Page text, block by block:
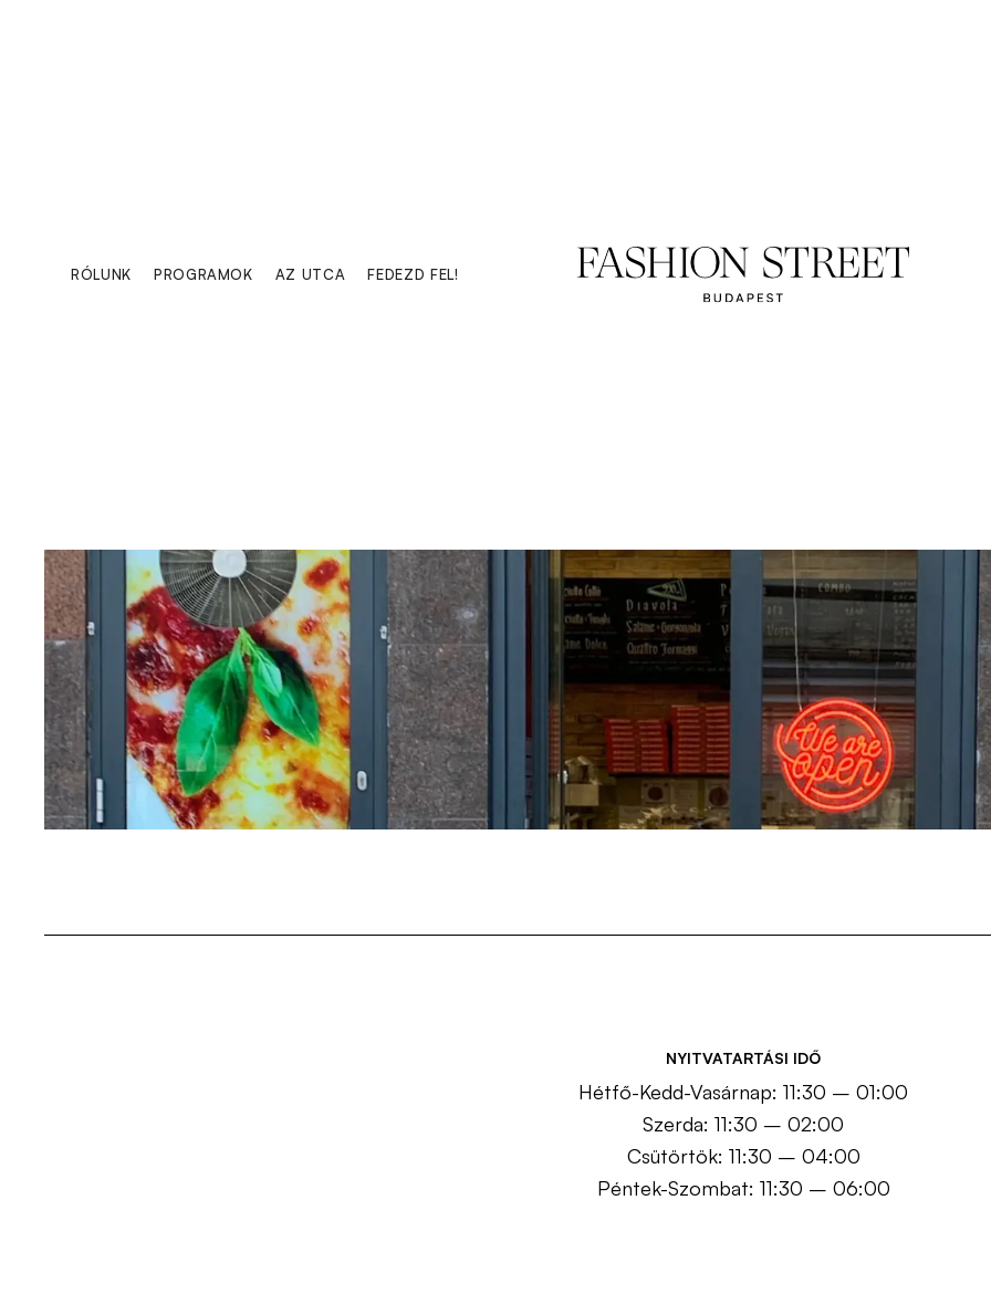
RÓLUNK PROGRAMOK AZ UTCA FEDEZD FEL!
NYITVATARTÁSI IDŐ
Hétfő-Kedd-Vasárnap: 11:30 – 01:00
Szerda: 11:30 – 02:00
Csütörtök: 11:30 – 04:00
Péntek-Szombat: 11:30 – 06:00